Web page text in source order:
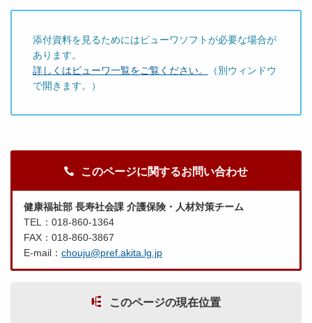
添付資料を見るためにはビューワソフトが必要な場合が
あります。
詳しくはビューワ一覧をご覧ください。
（別ウィンドウ
で開きます。）
このページに関するお問い合わせ
健康福祉部 長寿社会課 介護保険・人材対策チーム
TEL：018-860-1364
FAX：018-860-3867
E-mail： chouju@pref.akita.lg.jp
このページの現在位置